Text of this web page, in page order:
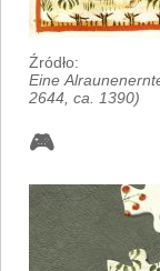
Źródło:
Eine
2644, ca. 1390)
🎮